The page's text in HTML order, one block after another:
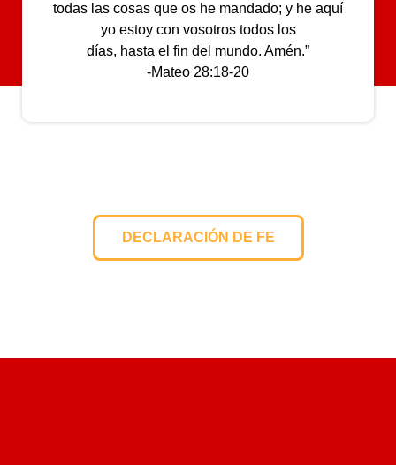
todas las cosas que os he mandado; y he aquí
yo estoy con vosotros todos los
días, hasta el fin del mundo. Amén.”
-Mateo 28:18-20
DECLARACIÓN DE FE